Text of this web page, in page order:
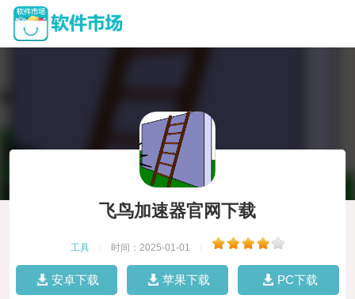
飞鸟加速器官网下载
工具 时间：2025-01-01
安卓下载 苹果下载 PC下载